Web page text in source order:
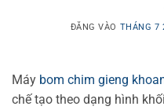
ĐĂNG VÀO THÁNG 7
Máy bom chim gieng
chế tạo theo dạng hình